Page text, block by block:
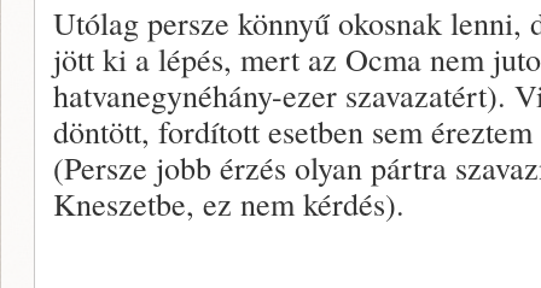
Utólag persze könnyű okosnak
jött ki a lépés, mert az Ocma nem
hatvanegynéhány-ezer szavazatért).
döntött, fordított esetben sem
(Persze jobb érzés olyan pártra
Kneszetbe, ez nem kérdés).